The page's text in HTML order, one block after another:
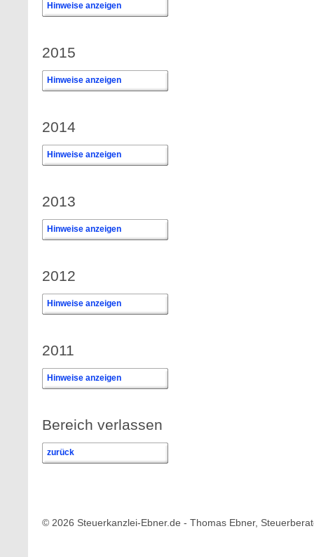
Hinweise anzeigen
2015
Hinweise anzeigen
2014
Hinweise anzeigen
2013
Hinweise anzeigen
2012
Hinweise anzeigen
2011
Hinweise anzeigen
Bereich verlassen
zurück
© 2026 Steuerkanzlei-Ebner.de - Thomas Ebner,